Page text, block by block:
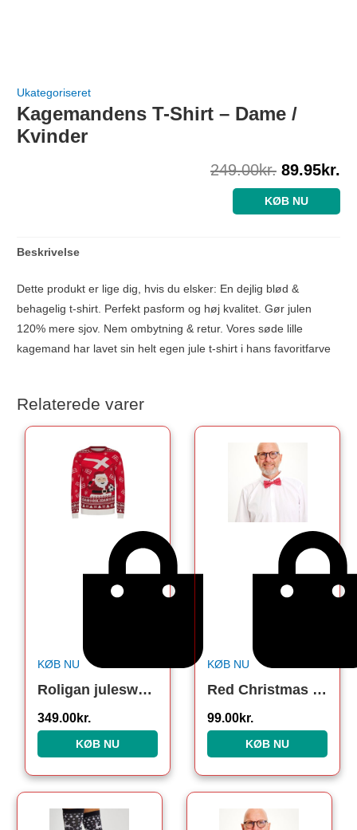
Ukategoriseret
Kagemandens T-Shirt – Dame /
Kvinder
249.00kr. 89.95kr.
KØB NU
Beskrivelse
Dette produkt er lige dig, hvis du elsker: En dejlig blød &
behagelig t-shirt. Perfekt pasform og høj kvalitet. Gør julen
120% mere sjov. Nem ombytning & retur. Vores søde lille
kagemand har lavet sin helt egen jule t-shirt i hans favoritfarve
Relaterede varer
KØB NU
Roligan julesweater
349.00kr.
KØB NU
KØB NU
Red Christmas Butterfly
99.00kr.
KØB NU